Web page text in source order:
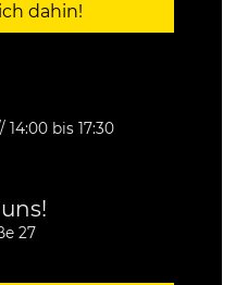
dahin!
14:00 bis 17:30
27